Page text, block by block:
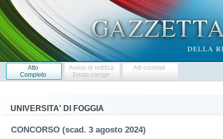
Atto
Completo
Avviso di rettifica
Errata corrige
Atti correlati
UNIVERSITA' DI FOGGIA
CONCORSO (scad. 3 agosto 2024)